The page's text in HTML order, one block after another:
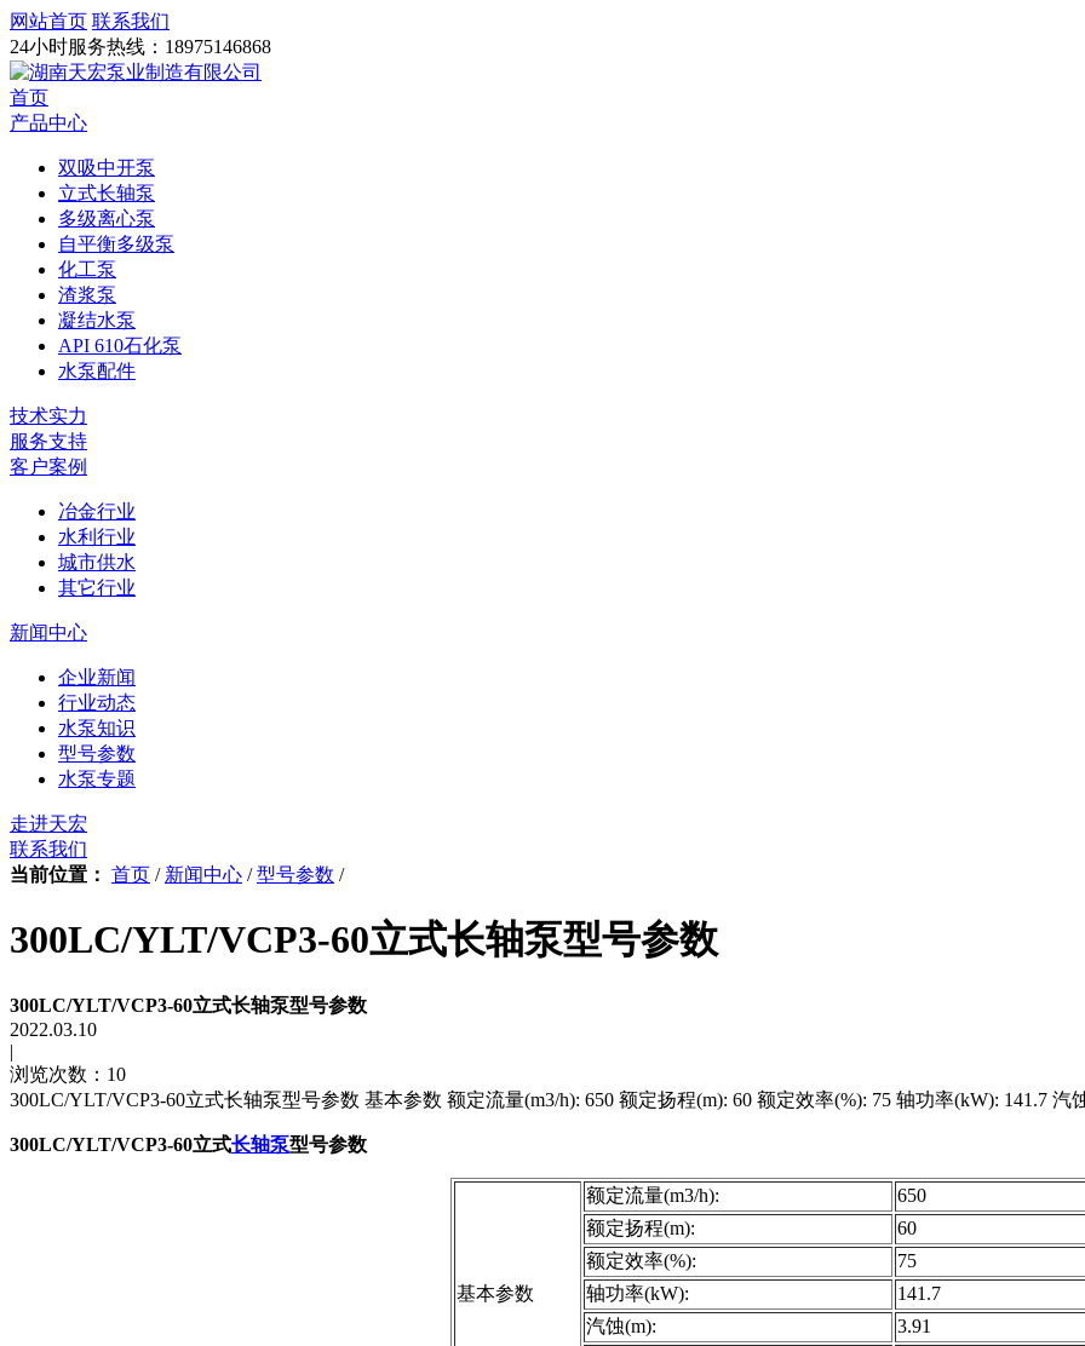
网站首页 联系我们
24小时服务热线： 18975146868
首页
产品中心
双吸中开泵
立式长轴泵
多级离心泵
自平衡多级泵
化工泵
渣浆泵
凝结水泵
API 610石化泵
水泵配件
技术实力
服务支持
客户案例
冶金行业
水利行业
城市供水
其它行业
新闻中心
企业新闻
行业动态
水泵知识
型号参数
水泵专题
走进天宏
联系我们
当前位置： 首页 / 新闻中心 / 型号参数 /
300LC/YLT/VCP3-60立式长轴泵型号参数
300LC/YLT/VCP3-60立式长轴泵型号参数
2022.03.10
|
浏览次数：10
300LC/YLT/VCP3-60立式长轴泵型号参数 基本参数 额定流量(m3/h): 650 额定扬程(m): 60 额定效率(%): 75 轴功率(kW): 141.7 汽
300LC/YLT/VCP3-60立式长轴泵型号参数
基本参数
额定流量(m3/h):
650
额定扬程(m):
60
额定效率(%):
75
轴功率(kW):
141.7
汽蚀(m):
3.91